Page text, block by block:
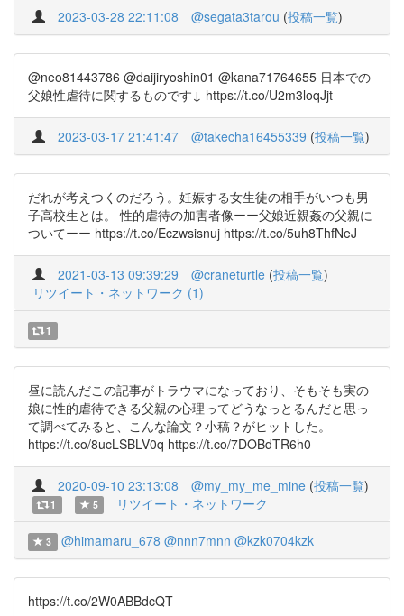
2023-03-28 22:11:08 @segata3tarou (投稿一覧)
@neo81443786 @daijiryoshin01 @kana71764655 日本での
父娘性虐待に関するものです↓ https://t.co/U2m3loqJjt
2023-03-17 21:41:47 @takecha16455339 (投稿一覧)
だれが考えつくのだろう。妊娠する女生徒の相手がいつも男
子高校生とは。 性的虐待の加害者像ーー父娘近親姦の父親に
ついてーー https://t.co/Eczwsisnuj https://t.co/5uh8ThfNeJ
2021-03-13 09:39:29 @craneturtle (投稿一覧)
リツイート・ネットワーク (1)
1
昼に読んだこの記事がトラウマになっており、そもそも実の
娘に性的虐待できる父親の心理ってどうなっとるんだと思っ
て調べてみると、こんな論文？小稿？がヒットした。
https://t.co/8ucLSBLV0q https://t.co/7DOBdTR6h0
2020-09-10 23:13:08 @my_my_me_mine (投稿一覧)
1 5 リツイート・ネットワーク
3 @himamaru_678 @nnn7mnn @kzk0704kzk
https://t.co/2W0ABBdcQT